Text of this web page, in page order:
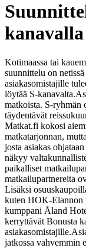
kanavalla
Kotimaassa tai
suunnittelu on
asiakasomistajille
löytää S-kanavalta.
matkoista. S-ryhmän
täydentävät
Matkat.fi kokosi
matkatarjonnan,
josta asiakas
näkyy
paikalliset
matkailupartnereita
Lisäksi
kuten HOK-Elannon
kumppani Åland
kerryttävät Bonusta
asiakasomistajille.
jatkossa vahvemmin